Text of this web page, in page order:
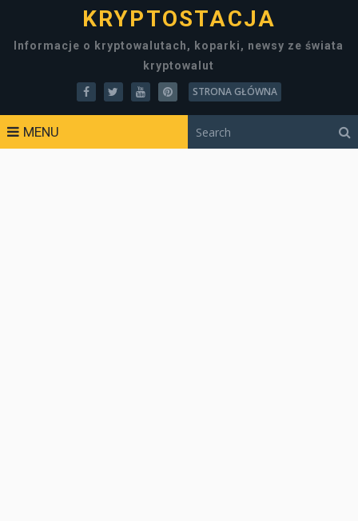
KRYPTOSTACJA
Informacje o kryptowalutach, koparki, newsy ze świata
kryptowalut
STRONA GŁÓWNA
MENU